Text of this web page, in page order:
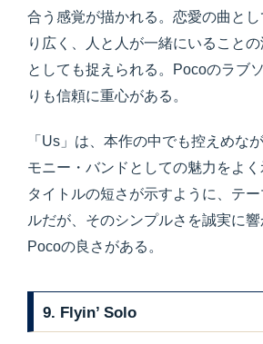
合う感覚が描かれる。恋愛の曲と
り広く、人と人が一緒にいること
としても捉えられる。Pocoのラブ
りも信頼に重心がある。
「Us」は、本作の中でも控えめな
モニー・バンドとしての魅力をよく
タイトルの短さが示すように、テ
ルだが、そのシンプルさを誠実に
Pocoの良さがある。
9. Flyin’ Solo